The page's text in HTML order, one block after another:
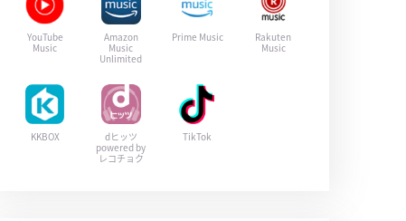
YouTube
Music
Amazon
Music
Unlimited
Prime Music
Rakuten
Music
KKBOX
dヒッツ
powered by
レコチョク
TikTok